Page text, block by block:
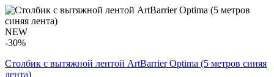
NEW
-30%
Столбик с вытяжной лентой ArtBarrier Оptima (5 метров синяя
лента)